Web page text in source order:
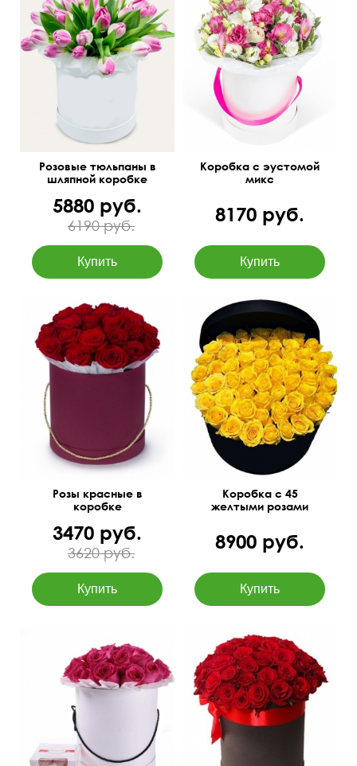
Цена и размер зависит от
количества цветов
Розовые тюльпаны в
шляпной коробке
5880 руб.
6190 руб.
Бесплатная доставка
цветов по Новосибирску
Коробка с эустомой
микс
8170 руб.
Розы красные в
коробке
3470 руб.
3620 руб.
Коробка с 45
желтыми розами
8900 руб.
Розовые розы в коробке
и конфеты Rafaello.
Оформление бантом